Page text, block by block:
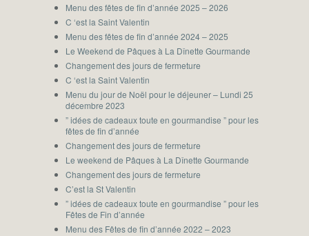
Menu des fêtes de fin d’année 2025 – 2026
C ‘est la Saint Valentin
Menu des fêtes de fin d’année 2024 – 2025
Le Weekend de Pâques à La Dînette Gourmande
Changement des jours de fermeture
C ‘est la Saint Valentin
Menu du jour de Noël pour le déjeuner – Lundi 25
décembre 2023
” idées de cadeaux toute en gourmandise ” pour les
fêtes de fin d’année
Changement des jours de fermeture
Le weekend de Pâques à La Dînette Gourmande
Changement des jours de fermeture
C’est la St Valentin
” idées de cadeaux toute en gourmandise ” pour les
Fêtes de Fin d’année
Menu des Fêtes de fin d’année 2022 – 2023